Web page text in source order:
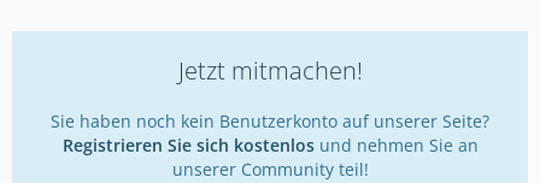
Jetzt mitmachen!
Sie haben noch kein Benutzerkonto auf unserer Seite?
Registrieren Sie sich kostenlosund nehmen Sie an
unserer Community teil!